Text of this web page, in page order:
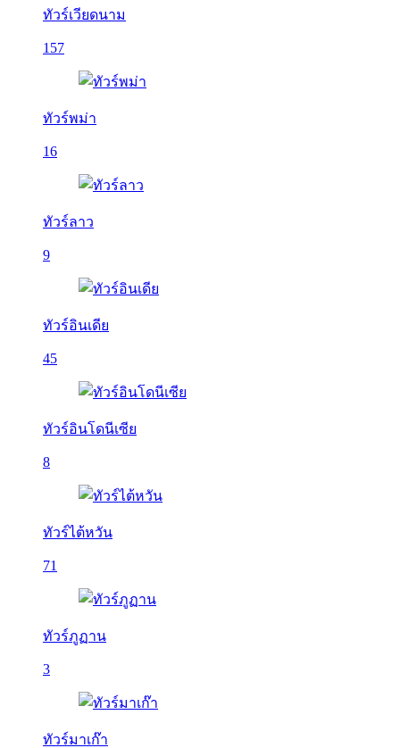
ทัวร์เวียดนาม
157
ทัวร์พม่า
16
ทัวร์ลาว
9
ทัวร์อินเดีย
45
ทัวร์อินโดนีเซีย
8
ทัวร์ไต้หวัน
71
ทัวร์ภูฏาน
3
ทัวร์มาเก๊า